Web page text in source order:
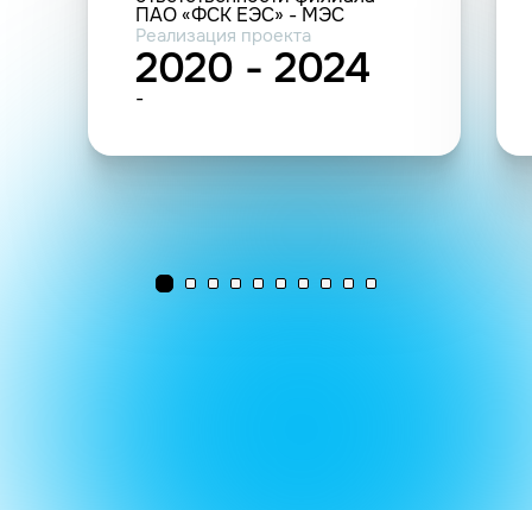
ПАО «ФСК ЕЭС» - МЭС
Северо-Запада (582 км.
ВОЛС)
Реализация проекта
2020 - 2024
-